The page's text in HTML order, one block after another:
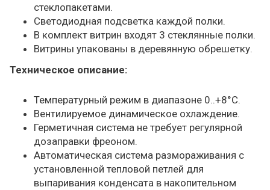
стеклопакетами.
Светодиодная подсветка каждой полки.
В комплект витрин входят 3 стеклянные полки.
Витрины упакованы в деревянную обрешетку.
Техническое описание:
Температурный режим в диапазоне 0..+8°С.
Вентилируемое динамическое охлаждение.
Герметичная система не требует регулярной
дозаправки фреоном.
Автоматическая система размораживания с
установленной тепловой петлей для
выпаривания конденсата в накопительном